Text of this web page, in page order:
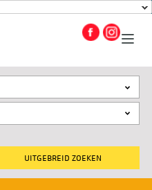
UITGEBREID ZOEKEN